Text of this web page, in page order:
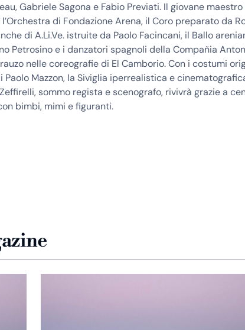
Gabriele Sagona e Fabio Previati. Il giovane
di Fondazione Arena, il Coro preparato da
di A.Li.Ve. istruite da Paolo Facincani, il Ballo
Petrosino e i danzatori spagnoli della Compañia
nelle coreografie di El Camborio. Con i costumi
Paolo Mazzon, la Siviglia iperrealistica e
sommo regista e scenografo, rivivrà grazie a
bimbi, mimi e figuranti.